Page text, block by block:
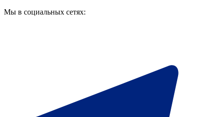
Мы в социальных сетях: